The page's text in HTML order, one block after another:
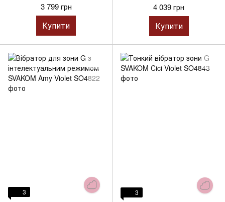
3 799 грн
Купити
4 039 грн
Купити
3 3